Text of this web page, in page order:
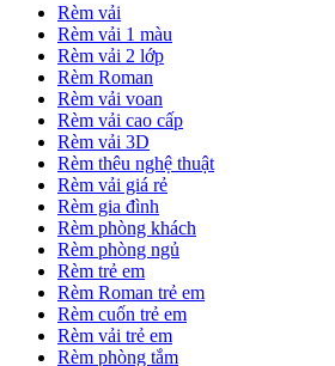
Rèm vải
Rèm vải 1 màu
Rèm vải 2 lớp
Rèm Roman
Rèm vải voan
Rèm vải cao cấp
Rèm vải 3D
Rèm thêu nghệ thuật
Rèm vải giá rẻ
Rèm gia đình
Rèm phòng khách
Rèm phòng ngủ
Rèm trẻ em
Rèm Roman trẻ em
Rèm cuốn trẻ em
Rèm vải trẻ em
Rèm phòng tắm